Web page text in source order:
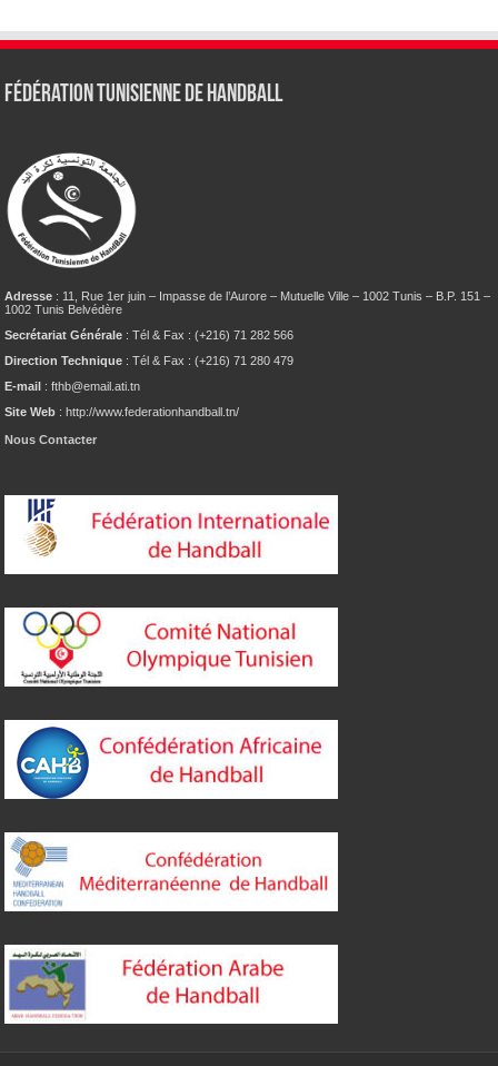
Fédération tunisienne de Handball
Adresse : 11, Rue 1er juin – Impasse de l’Aurore – Mutuelle Ville – 1002 Tunis – B.P. 151 –
1002 Tunis Belvédère
Secrétariat Générale : Tél & Fax : (+216) 71 282 566
Direction Technique : Tél & Fax : (+216) 71 280 479
E-mail : fthb@email.ati.tn
Site Web : http://www.federationhandball.tn/
Nous Contacter